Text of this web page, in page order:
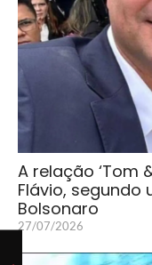
A relação ‘Tom
Flávio,
Bolsonaro
27/07/2026